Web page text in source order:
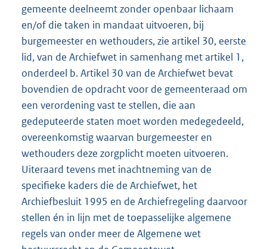
gemeente deelneemt zonder openbaar lichaam
en/of die taken in mandaat uitvoeren, bij
burgemeester en wethouders, zie artikel 30, eerste
lid, van de Archiefwet in samenhang met artikel 1,
onderdeel b. Artikel 30 van de Archiefwet bevat
bovendien de opdracht voor de gemeenteraad om
een verordening vast te stellen, die aan
gedeputeerde staten moet worden medegedeeld,
overeenkomstig waarvan burgemeester en
wethouders deze zorgplicht moeten uitvoeren.
Uiteraard tevens met inachtneming van de
specifieke kaders die de Archiefwet, het
Archiefbesluit 1995 en de Archiefregeling daarvoor
stellen én in lijn met de toepasselijke algemene
regels van onder meer de Algemene wet